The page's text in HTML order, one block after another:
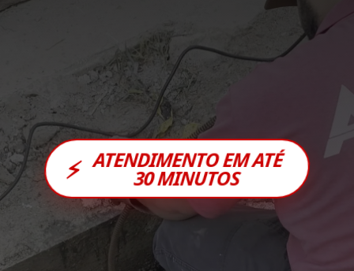
⚡ ATENDIMENTO EM ATÉ
30 MINUTOS